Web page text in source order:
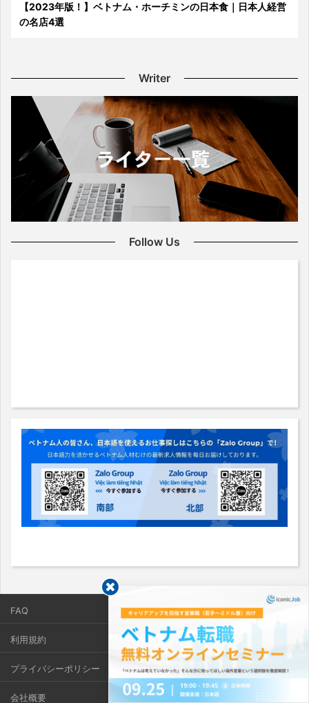
【2023年版！】ベトナム・ホーチミンの日本食｜日本人経営
の名店4選
Writer
Follow Us
FAQ
利用規約
プライバシーポリシー
会社概要